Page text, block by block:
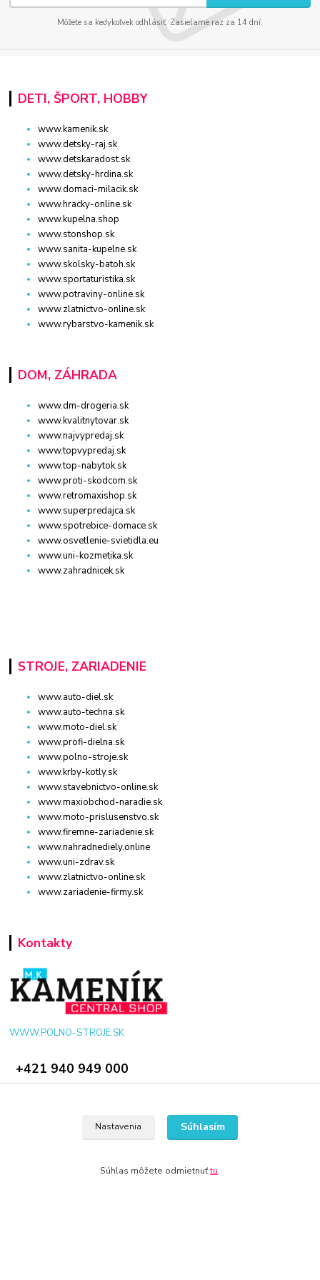
Môžete sa kedykoľvek odhlásiť. Zasielame raz za 14 dní.
DETI, ŠPORT, HOBBY
www.kamenik.sk
www.detsky-raj.sk
www.detskaradost.sk
www.detsky-hrdina.sk
www.domaci-milacik.sk
www.hracky-online.sk
www.kupelna.shop
www.stonshop.sk
www.sanita-kupelne.sk
www.skolsky-batoh.sk
www.sportaturistika.sk
www.potraviny-online.sk
www.zlatnictvo-online.sk
www.rybarstvo-kamenik.sk
DOM, ZÁHRADA
www.dm-drogeria.sk
www.kvalitnytovar.sk
www.najvypredaj.sk
www.topvypredaj.sk
www.top-nabytok.sk
www.proti-skodcom.sk
www.retromaxishop.sk
www.superpredajca.sk
www.spotrebice-domace.sk
www.osvetlenie-svietidla.eu
www.uni-kozmetika.sk
www.zahradnicek.sk
STROJE, ZARIADENIE
www.auto-diel.sk
www.auto-techna.sk
www.moto-diel.sk
www.profi-dielna.sk
www.polno-stroje.sk
www.krby-kotly.sk
www.stavebnictvo-online.sk
www.maxiobchod-naradie.sk
www.moto-prislusenstvo.sk
www.firemne-zariadenie.sk
www.nahradnediely.online
www.uni-zdrav.sk
www.zlatnictvo-online.sk
www.zariadenie-firmy.sk
Kontakty
WWW.POLNO-STROJE.SK
+421 940 949 000
Nastavenia Súhlasím
Súhlas môžete odmietnuťtu.